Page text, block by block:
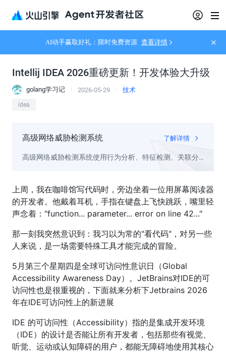
AI动手赢取好礼：限时免费资源 查看详情
Intellij IDEA 2026重磅更新！开发体验大升级
golang学习记 2026-05-29 技术
idea
高级网络威胁检测系统 了解详情
高级网络威胁检测系统使用行为分析、特征检测、关联分
上周，我在咖啡馆写代码时，旁边坐着一位用屏幕阅读器
的开发者。他戴着耳机，手指在键盘上飞快跳跃，嘴里轻
声念着："function... parameter... error on line 42..."
那一刻我突然意识到：我习以为常的"看代码"，对另一些
人来说，是一场需要特殊工具才能完成的冒险。
5月第三个星期四是全球可访问性意识日（Global
Accessibility Awareness Day）。JetBrains对IDE的可
访问性也是很重视的，下面就来分析下Jetbrains 2026
年在IDE可访问性上的新进展
IDE 的可访问性（Accessibility）指的是集成开发环境
（IDE）的设计是否能让所有开发者，包括那些有视觉、
听觉、运动或认知障碍的用户，都能无障碍地使用其核心